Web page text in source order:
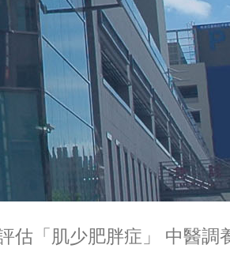
估「肌少肥胖症」 中醫調